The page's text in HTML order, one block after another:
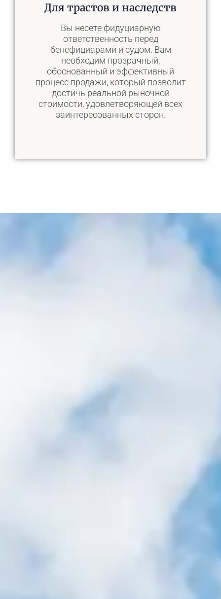
Мы действуем как продолжение
вашей команды. Наша строгая
система оценки рисков, глобальный
охват рынка и конкурентный процесс
торгов разработаны с целью
превысить ваши целевые показатели
рентабельности инвестиций и
обеспечить плавное и предсказуемое
выполнение.
Для трастов и наследств
Вы несете фидуциарную
ответственность перед
бенефициарами и судом. Вам
необходим прозрачный,
обоснованный и эффективный
процесс продажи, который позволит
достичь реальной рыночной
стоимости, удовлетворяющей всех
заинтересованных сторон.